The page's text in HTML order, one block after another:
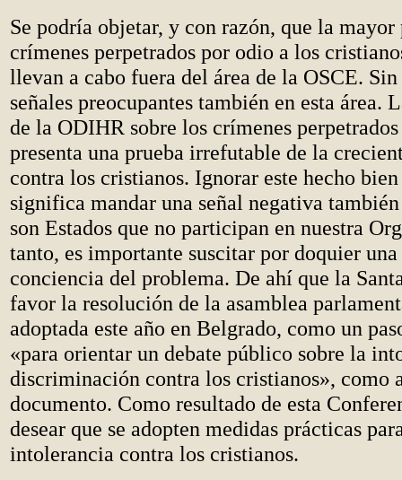
Se podría objetar, y con razón, que la mayor
crímenes perpetrados por odio a los
llevan a cabo fuera del área de la OSCE.
señales preocupantes también en esta área.
de la ODIHR sobre los crímenes
presenta una prueba irrefutable de la
contra los cristianos. Ignorar este hecho
significa mandar una señal negativa
son Estados que no participan en nuestra
tanto, es importante suscitar por doquier una
conciencia del problema. De ahí que la
favor la resolución de la asamblea
adoptada este año en Belgrado, como un
«para orientar un debate público sobre la
discriminación contra los cristianos», como
documento. Como resultado de esta
desear que se adopten medidas prácticas
intolerancia contra los cristianos.